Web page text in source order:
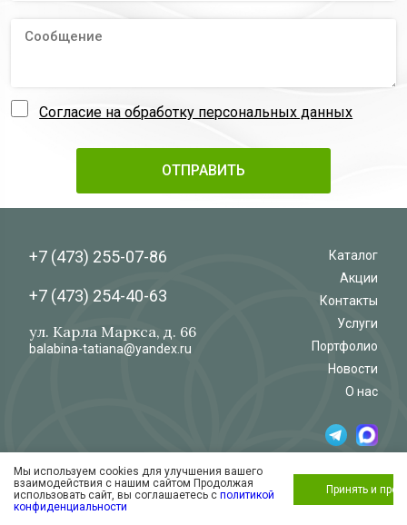
Согласие на обработку персональных данных
+7 (473) 255-07-86
+7 (473) 254-40-63
ул. Карла Маркса, д. 66
balabina-tatiana@yandex.ru
Каталог
Акции
Контакты
Услуги
Портфолио
Новости
О нас
© 2026
Обработка и защита персональных данных
Согласие на обработку персональных
данных
Салон-магазин
«Флёр»
Мы используем cookies для улучшения вашего
взаимодействия с нашим сайтом Продолжая
использовать сайт, вы соглашаетесь с политикой
конфиденциальности
Принять и